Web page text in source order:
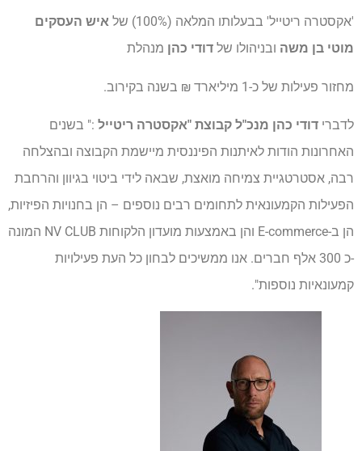
'אקסטרה ריטייל' בבעלותו המלאה (100%) של
איש העסקים
מוטי בן משה ובניהולו של דודי כהן מנהלת
מחזור פעילות של כ-1 מיליארד ₪ בשנה בקירוב.
לדברי דודי כהן מנכ"ל קבוצת "אקסטרה ריטייל :" בשנים
האחרונות הודות לאיתנות הפיננסית מיישמת הקבוצה ובהצלחה
רבה, אסטרטגיית צמיחה מואצת, שבאה לידי ביטוי בגיוון והרחבת
הפעילות הקמעונאית לתחומים רבים נוספים – הן בחנויות הפיזיות,
הן ב-E-commerce והן באמצעות מועדון הלקוחות NV CLUB המונה
-כ 300 אלף חברים. אנו ממשיכים לבחון כל העת פעילויות
קמעונאיות נוספות".